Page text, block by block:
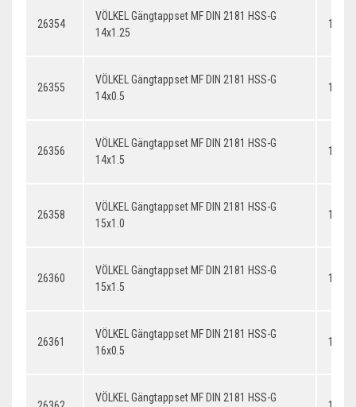
26354
VÖLKEL Gängtappset MF DIN 2181 HSS-G
14x1.25
26355
VÖLKEL Gängtappset MF DIN 2181 HSS-G
14x0.5
26356
VÖLKEL Gängtappset MF DIN 2181 HSS-G
14x1.5
26358
VÖLKEL Gängtappset MF DIN 2181 HSS-G
15x1.0
26360
VÖLKEL Gängtappset MF DIN 2181 HSS-G
15x1.5
26361
VÖLKEL Gängtappset MF DIN 2181 HSS-G
16x0.5
VÖLKEL Gängtappset MF DIN 2181 HSS-G